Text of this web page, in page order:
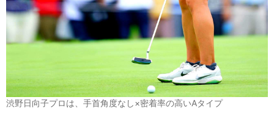
渋野日向子プロは、手首角度なし×密着率の高いAタイプ